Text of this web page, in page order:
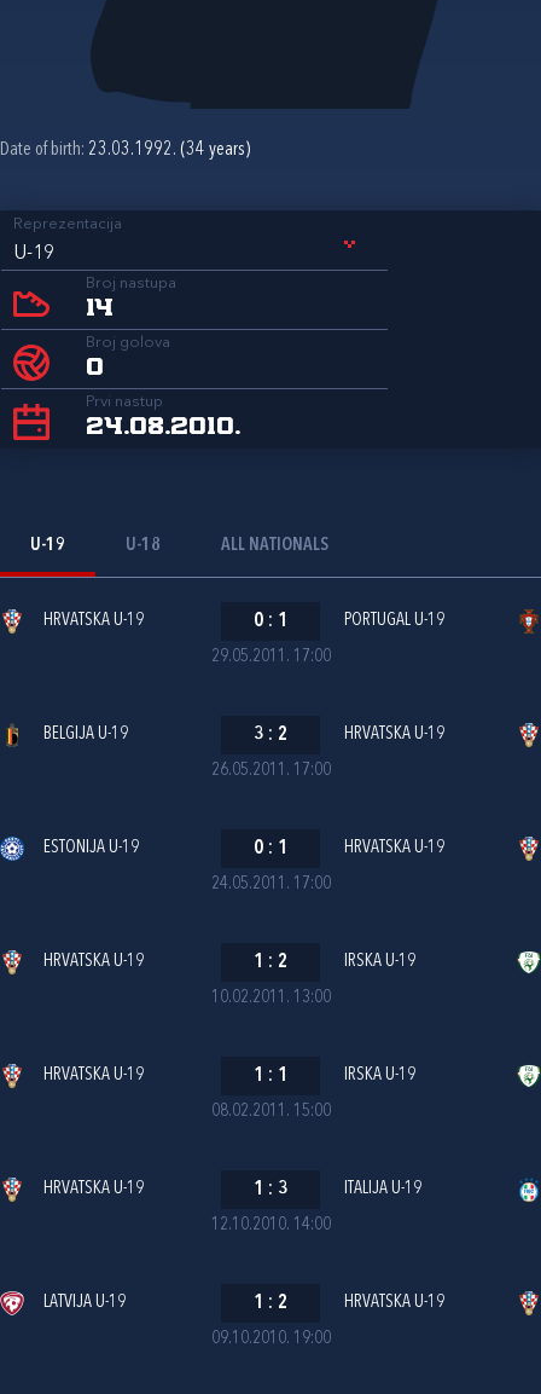
Date of birth: 23.03.1992. (34 years)
Reprezentacija
U-19
Broj nastupa
14
Broj golova
0
Prvi nastup
24.08.2010.
U-19 U-18 ALL NATIONALS
29.05.2011. 17:00
HRVATSKA U-19 0 : 1 PORTUGAL U-19
26.05.2011. 17:00
BELGIJA U-19 3 : 2 HRVATSKA U-19
24.05.2011. 17:00
ESTONIJA U-19 0 : 1 HRVATSKA U-19
10.02.2011. 13:00
HRVATSKA U-19 1 : 2 IRSKA U-19
08.02.2011. 15:00
HRVATSKA U-19 1 : 1 IRSKA U-19
12.10.2010. 14:00
HRVATSKA U-19 1 : 3 ITALIJA U-19
09.10.2010. 19:00
LATVIJA U-19 1 : 2 HRVATSKA U-19